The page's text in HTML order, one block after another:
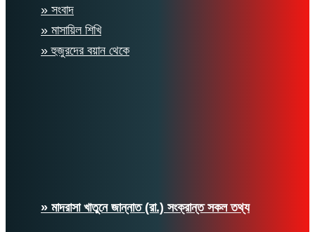
» সংবাদ
» মাসায়িল শিখি
» হুজুরদের বয়ান থেকে
» মাদরাসা খাতুনে জান্নাত (রা.) সংক্রান্ত সকল তথ্য